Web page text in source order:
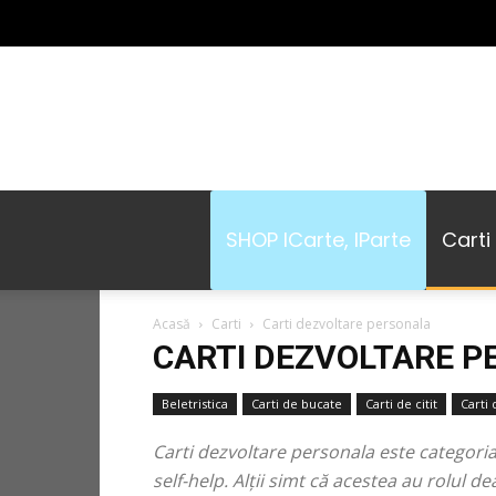
SHOP ICarte, IParte Carti
Acasă Carti Carti dezvoltare personala
CARTI DEZVOLTARE
Beletristica Carti de bucate Carti de citit Carti
Carti dezvoltare personala este
self-help. Alții simt că acestea au rolul